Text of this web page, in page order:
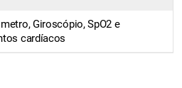
Giroscópio, SpO2 e
cardíacos